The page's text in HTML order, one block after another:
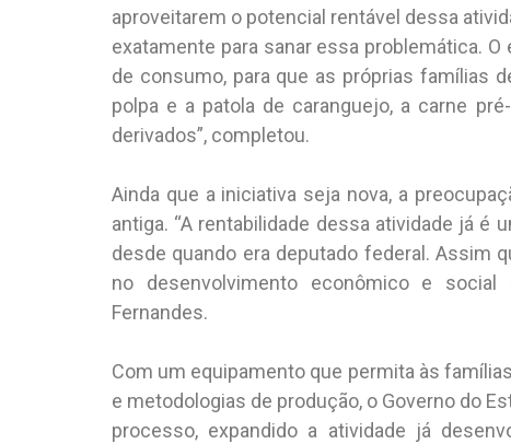
aproveitarem o potencial rentável dessa
exatamente para sanar essa problemática.
de consumo, para que as próprias famílias
polpa e a patola de caranguejo, a carne
derivados”, completou.
Ainda que a iniciativa seja nova, a
antiga. “A rentabilidade dessa atividade já é
desde quando era deputado federal. Assim
no desenvolvimento econômico e social
Fernandes.
Com um equipamento que permita às
e metodologias de produção, o Governo do
processo, expandido a atividade já